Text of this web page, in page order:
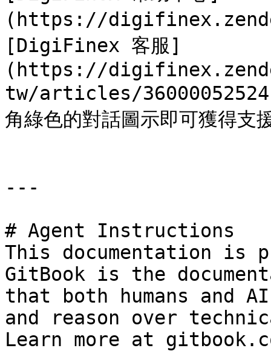
(https://
[DigiFinex 客服]
(https://
tw/articles/
角綠色的對話圖示即可獲得支
---
# Agent Instructions
This documentation is
GitBook is the
that both humans and
and reason over
Learn more at